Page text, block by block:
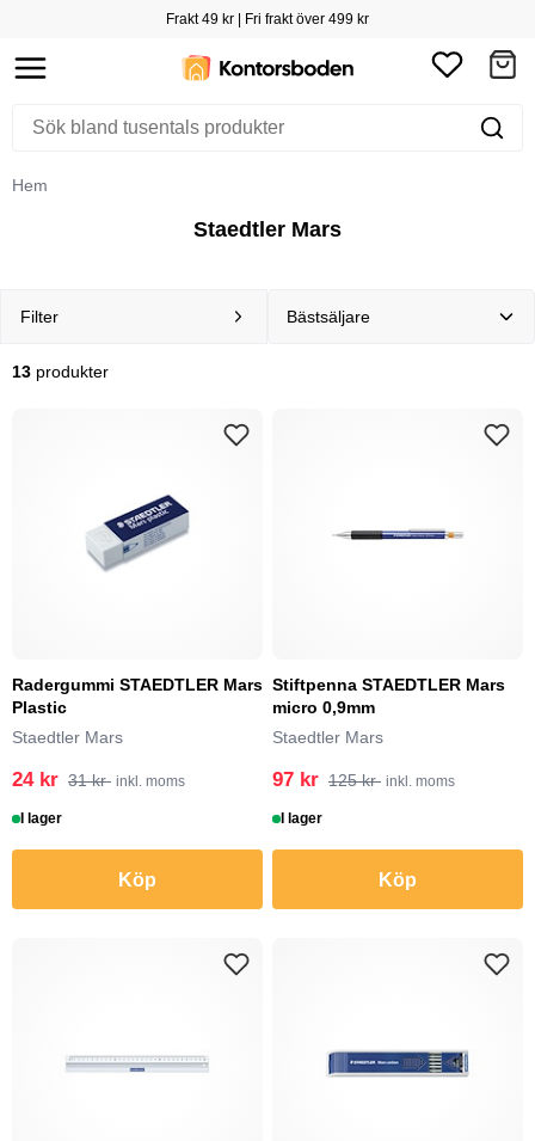
Frakt 49 kr | Fri frakt över 499 kr
Hem
Staedtler Mars
Filter
13 produkter
Radergummi STAEDTLER Mars
Plastic
Staedtler Mars
24 kr 31 kr inkl. moms
I lager
Köp
Stiftpenna STAEDTLER Mars
micro 0,9mm
Staedtler Mars
97 kr 125 kr inkl. moms
I lager
Köp